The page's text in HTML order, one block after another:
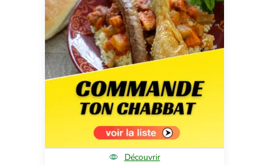
Découvrir